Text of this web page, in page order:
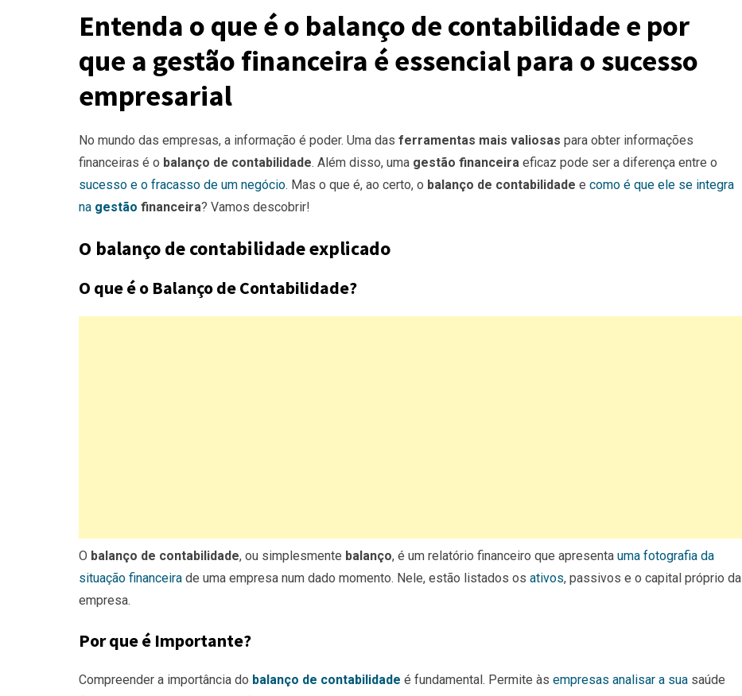
Entenda o que é o balanço de contabilidade e por
que a gestão financeira é essencial para o sucesso
empresarial
No mundo das empresas, a informação é poder. Uma das ferramentas mais valiosas para obter informações
financeiras é o balanço de contabilidade. Além disso, uma gestão financeira eficaz pode ser a diferença entre o
sucesso e o fracasso de um negócio. Mas o que é, ao certo, o balanço de contabilidade e como é que ele se integra
na gestão financeira? Vamos descobrir!
O balanço de contabilidade explicado
O que é o Balanço de Contabilidade?
O balanço de contabilidade, ou simplesmente balanço, é um relatório financeiro que apresenta uma fotografia da
situação financeira de uma empresa num dado momento. Nele, estão listados os ativos, passivos e o capital próprio da
empresa.
Por que é Importante?
Compreender a importância do balanço de contabilidade é fundamental. Permite às empresas analisar a sua saúde